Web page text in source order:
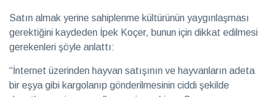
Satın almak yerine sahiplenme kültürünün yaygınlaşması
gerektiğini kaydeden İpek Koçer, bunun için dikkat edilmesi
gerekenleri şöyle anlattı:
“İnternet üzerinden hayvan satışının ve hayvanların adeta
bir eşya gibi kargolanıp gönderilmesinin ciddi şekilde